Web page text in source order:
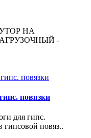
НА
-
повязки
для гипс.
гипсовой повяз..